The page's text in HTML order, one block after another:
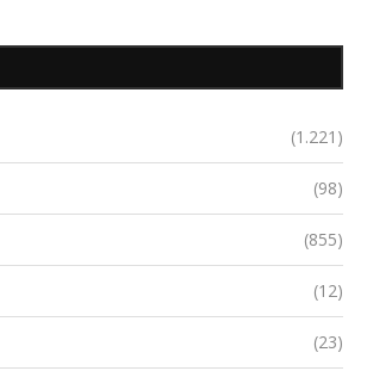
(1.221)
(98)
(855)
(12)
(23)